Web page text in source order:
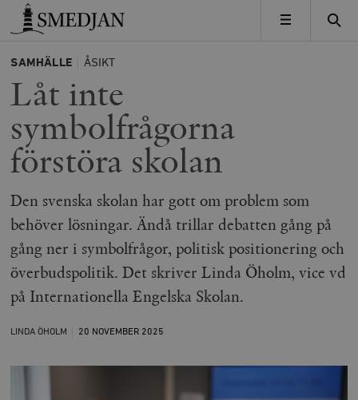
Timbro
MENY
SAMHÄLLE ÅSIKT
Låt inte
symbolfrågorna
förstöra skolan
Den svenska skolan har gott om problem som
behöver lösningar. Ändå trillar debatten gång på
gång ner i symbolfrågor, politisk positionering och
överbudspolitik. Det skriver Linda Öholm, vice vd
på Internationella Engelska Skolan.
LINDA ÖHOLM 20 NOVEMBER 2025